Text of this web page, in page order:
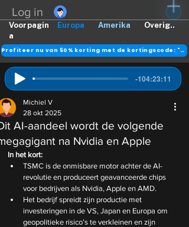
Log in
Europa Amerika Overig..
Voorpagin
a
Profiteer nu van 50% korting met de kortingscode: "DANK"
-104:23:11
AI-aandeel wordt de volgende
na Nvidia en Apple
Michiel V
28 okt 2025
In het kort:
TSMC is de onmisbare motor achter de AI-
revolutie en produceert geavanceerde chips
voor bedrijven als Nvidia, Apple en AMD.
Het bedrijf spreidt zijn productie met
investeringen in de VS, Japan en Europa om
geopolitieke risico’s te verkleinen en zijn